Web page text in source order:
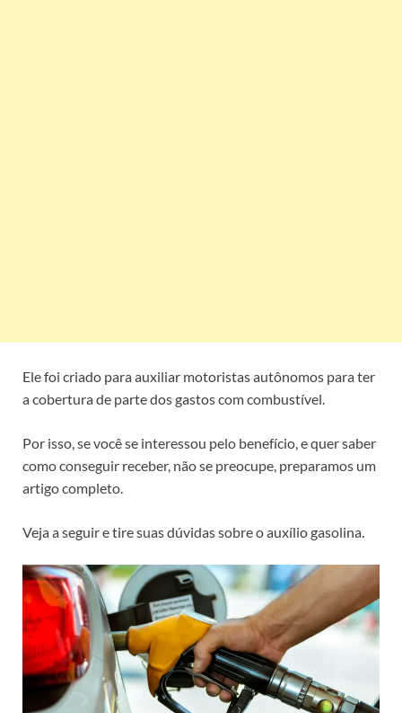
Ele foi criado para auxiliar motoristas autônomos para ter
a cobertura de parte dos gastos com combustível.
Por isso, se você se interessou pelo benefício, e quer saber
como conseguir receber, não se preocupe, preparamos um
artigo completo.
Veja a seguir e tire suas dúvidas sobre o auxílio gasolina.